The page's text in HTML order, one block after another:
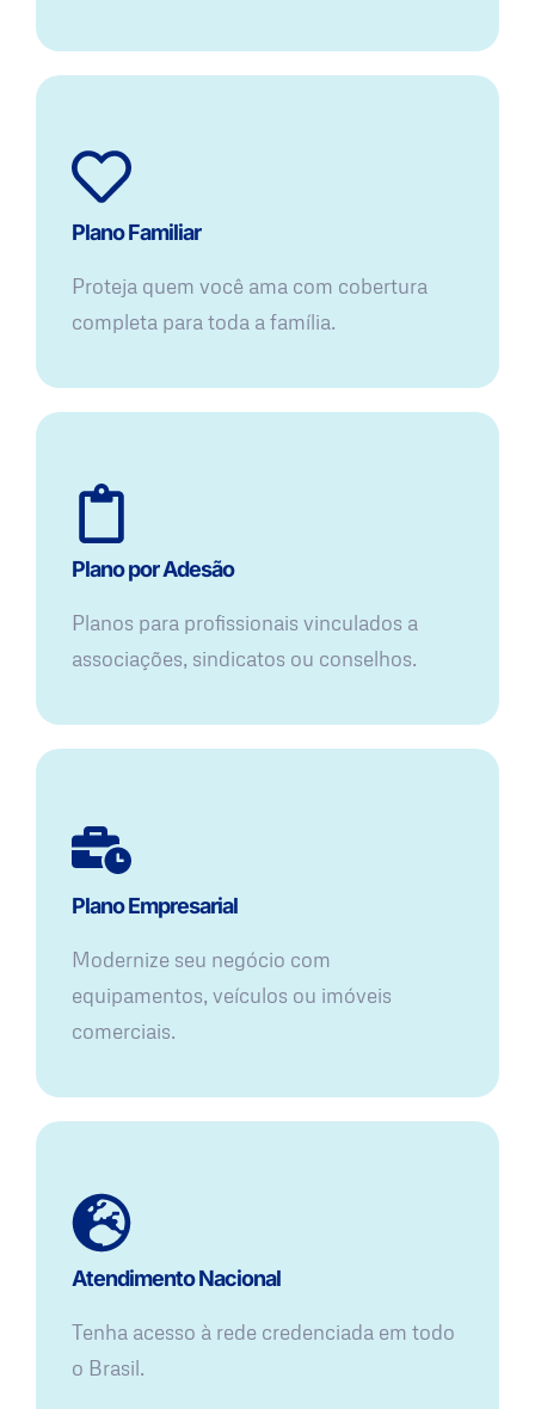
Plano Familiar
Proteja quem você ama com cobertura
completa para toda a família.
Plano por Adesão
Planos para profissionais vinculados a
associações, sindicatos ou conselhos.
Plano Empresarial
Modernize seu negócio com
equipamentos, veículos ou imóveis
comerciais.
Atendimento Nacional
Tenha acesso à rede credenciada em todo
o Brasil.